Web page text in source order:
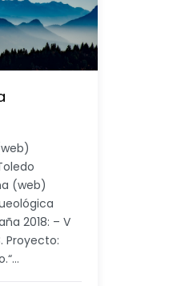
(web)
2018: – V
Proyecto: